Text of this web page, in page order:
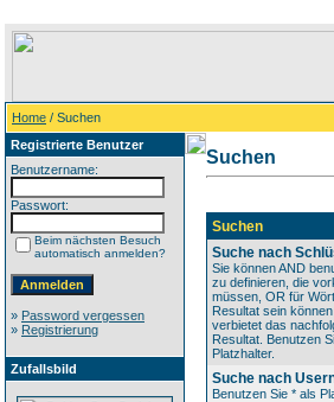
Home / Suchen
Registrierte Benutzer
Benutzername:
Passwort:
Beim nächsten Besuch
automatisch anmelden?
» Password vergessen
» Registrierung
Zufallsbild
Suchen
Suchen
Suche nach
Sie können AND
zu definieren, die
müssen, OR für
Resultat sein
verbietet das
Resultat. Benutzen
Platzhalter.
Suche nach
Benutzen Sie * als